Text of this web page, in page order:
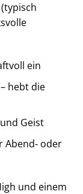
ein
hebt die
Geist
Abend‑ oder
und einem